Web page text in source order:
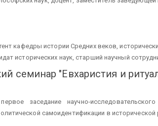
кафедры истории Средних веков,
исторических наук, старший научный
семинар "Евхаристия и
заседание научно-
самоидентификации в